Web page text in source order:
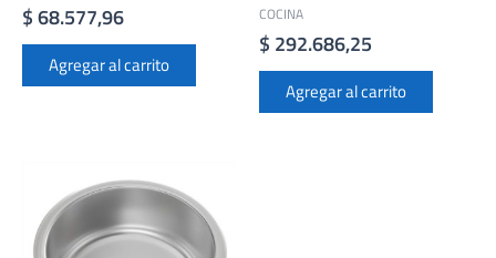
$68.577,96
Agregar al carrito
COCINA
$ 292.686,25
Agregar al carrito